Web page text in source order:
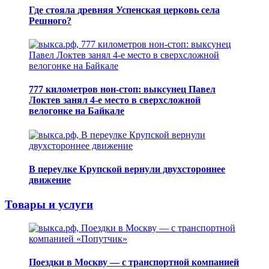
Где стояла древняя Успенская церковь села
Решного?
777 километров нон-стоп: выксунец Павел
Локтев занял 4-е место в сверхсложной
велогонке на Байкале
В переулке Крупской вернули двухстороннее
движение
Товары и услуги
Поездки в Москву — с транспортной компанией